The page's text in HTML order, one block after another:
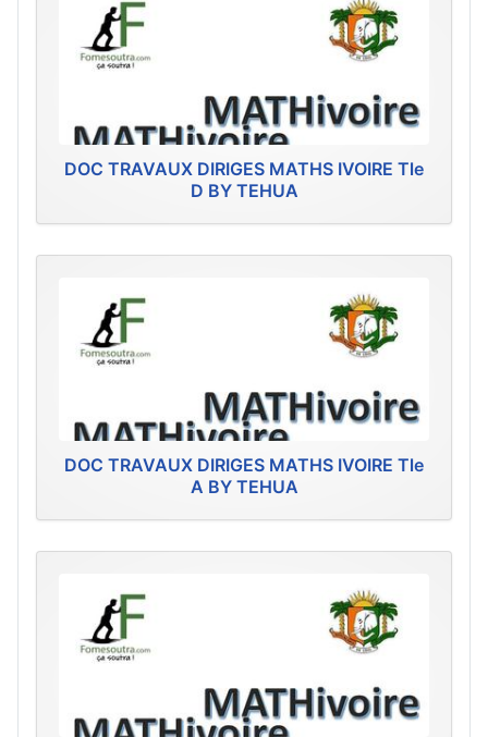
DOC TRAVAUX DIRIGES MATHS IVOIRE Tle
D BY TEHUA
DOC TRAVAUX DIRIGES MATHS IVOIRE Tle
A BY TEHUA